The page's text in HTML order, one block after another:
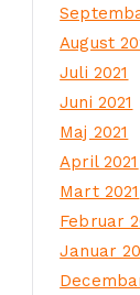
August
Juli 2021
Juni 2021
Maj 2021
April 2021
Mart 2021
Februar
Januar